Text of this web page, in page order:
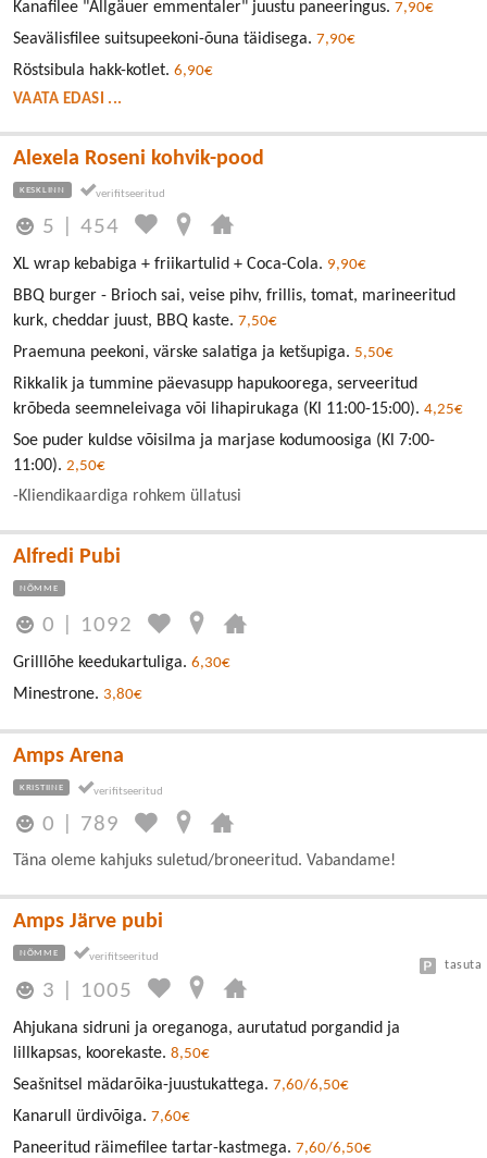
Kanafilee "Allgäuer emmentaler" juustu paneeringus. 7,90€
Seavälisfilee suitsupeekoni-õuna täidisega. 7,90€
Röstsibula hakk-kotlet. 6,90€
VAATA EDASI ...
Alexela Roseni kohvik-pood
KESKLINN
5 |454
XL wrap kebabiga + friikartulid + Coca-Cola. 9,90€
BBQ burger - Brioch sai, veise pihv, frillis, tomat, marineeritud
kurk, cheddar juust, BBQ kaste. 7,50€
Praemuna peekoni, värske salatiga ja ketšupiga. 5,50€
Rikkalik ja tummine päevasupp hapukoorega, serveeritud
krõbeda seemneleivaga või lihapirukaga (Kl 11:00-15:00). 4,25€
Soe puder kuldse võisilma ja marjase kodumoosiga (Kl 7:00-
11:00). 2,50€
-Kliendikaardiga rohkem üllatusi
Alfredi Pubi
NÕMME
0 1092
Grilllõhe keedukartuliga. 6,30€
Minestrone. 3,80€
Amps Arena
KRISTIINE
0 789
Täna oleme kahjuks suletud/broneeritud. Vabandame!
Amps Järve pubi
NÕMME
3 1005
tasuta
Ahjukana sidruni ja oreganoga, aurutatud porgandid ja
lillkapsas, koorekaste. 8,50€
Seašnitsel mädarõika-juustukattega. 7,60/6,50€
Kanarull ürdivõiga. 7,60€
Paneeritud räimefilee tartar-kastmega. 7,60/6,50€